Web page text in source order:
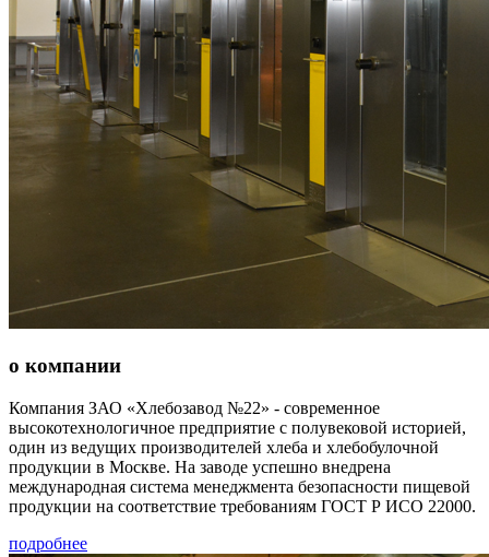
о компании
Компания ЗАО «Хлебозавод №22» - современное
высокотехнологичное предприятие с полувековой историей,
один из ведущих производителей хлеба и хлебобулочной
продукции в Москве. На заводе успешно внедрена
международная система менеджмента безопасности пищевой
продукции на соответствие требованиям ГОСТ Р ИСО 22000.
подробнее